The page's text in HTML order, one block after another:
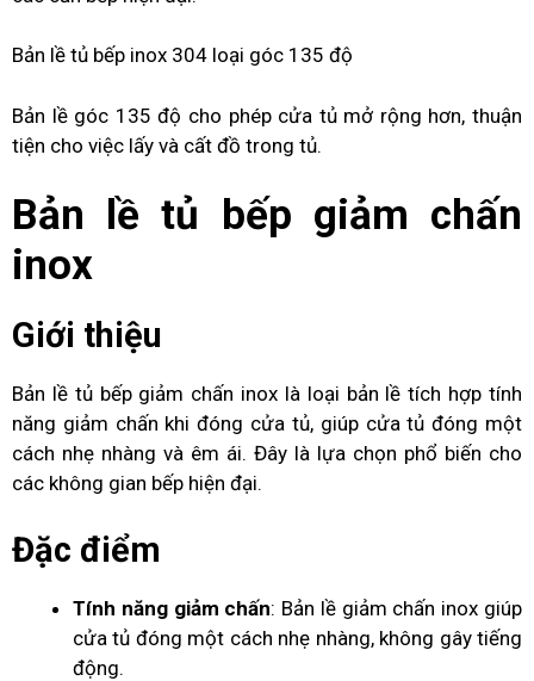
Bản lề tủ bếp inox 304 loại góc 135 độ
Bản lề góc 135 độ cho phép cửa tủ mở rộng hơn, thuận
tiện cho việc lấy và cất đồ trong tủ.
Bản lề tủ bếp giảm chấn
inox
Giới thiệu
Bản lề tủ bếp giảm chấn inox là loại bản lề tích hợp tính
năng giảm chấn khi đóng cửa tủ, giúp cửa tủ đóng một
cách nhẹ nhàng và êm ái. Đây là lựa chọn phổ biến cho
các không gian bếp hiện đại.
Đặc điểm
Tính năng giảm chấn: Bản lề giảm chấn inox giúp
cửa tủ đóng một cách nhẹ nhàng, không gây tiếng
động.